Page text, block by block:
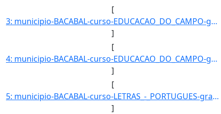
[
3: municipio-BACABAL-curso-EDUCACAO_DO_CAMPO-grau-LICENCIATURA_PLENA-turno-Matutino-_Vespertino_e_Notur]
]
[
4: municipio-BACABAL-curso-EDUCACAO_DO_CAMPO-grau-LICENCIATURA_PLENA-turno-Matutino-_Vespertino_e_Notur]
]
[
5: municipio-BACABAL-curso-LETRAS_-_PORTUGUES-grau-LICENCIATURA-turno-Vespertino-modalidade-Presencial-]
]